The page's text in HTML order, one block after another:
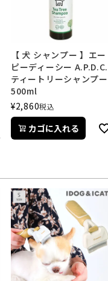
【 犬 シャンプー 】エー
ピーディーシー A.P.D.C.
ティートリーシャンプー
500ml
¥2,860税込
カゴに入れる